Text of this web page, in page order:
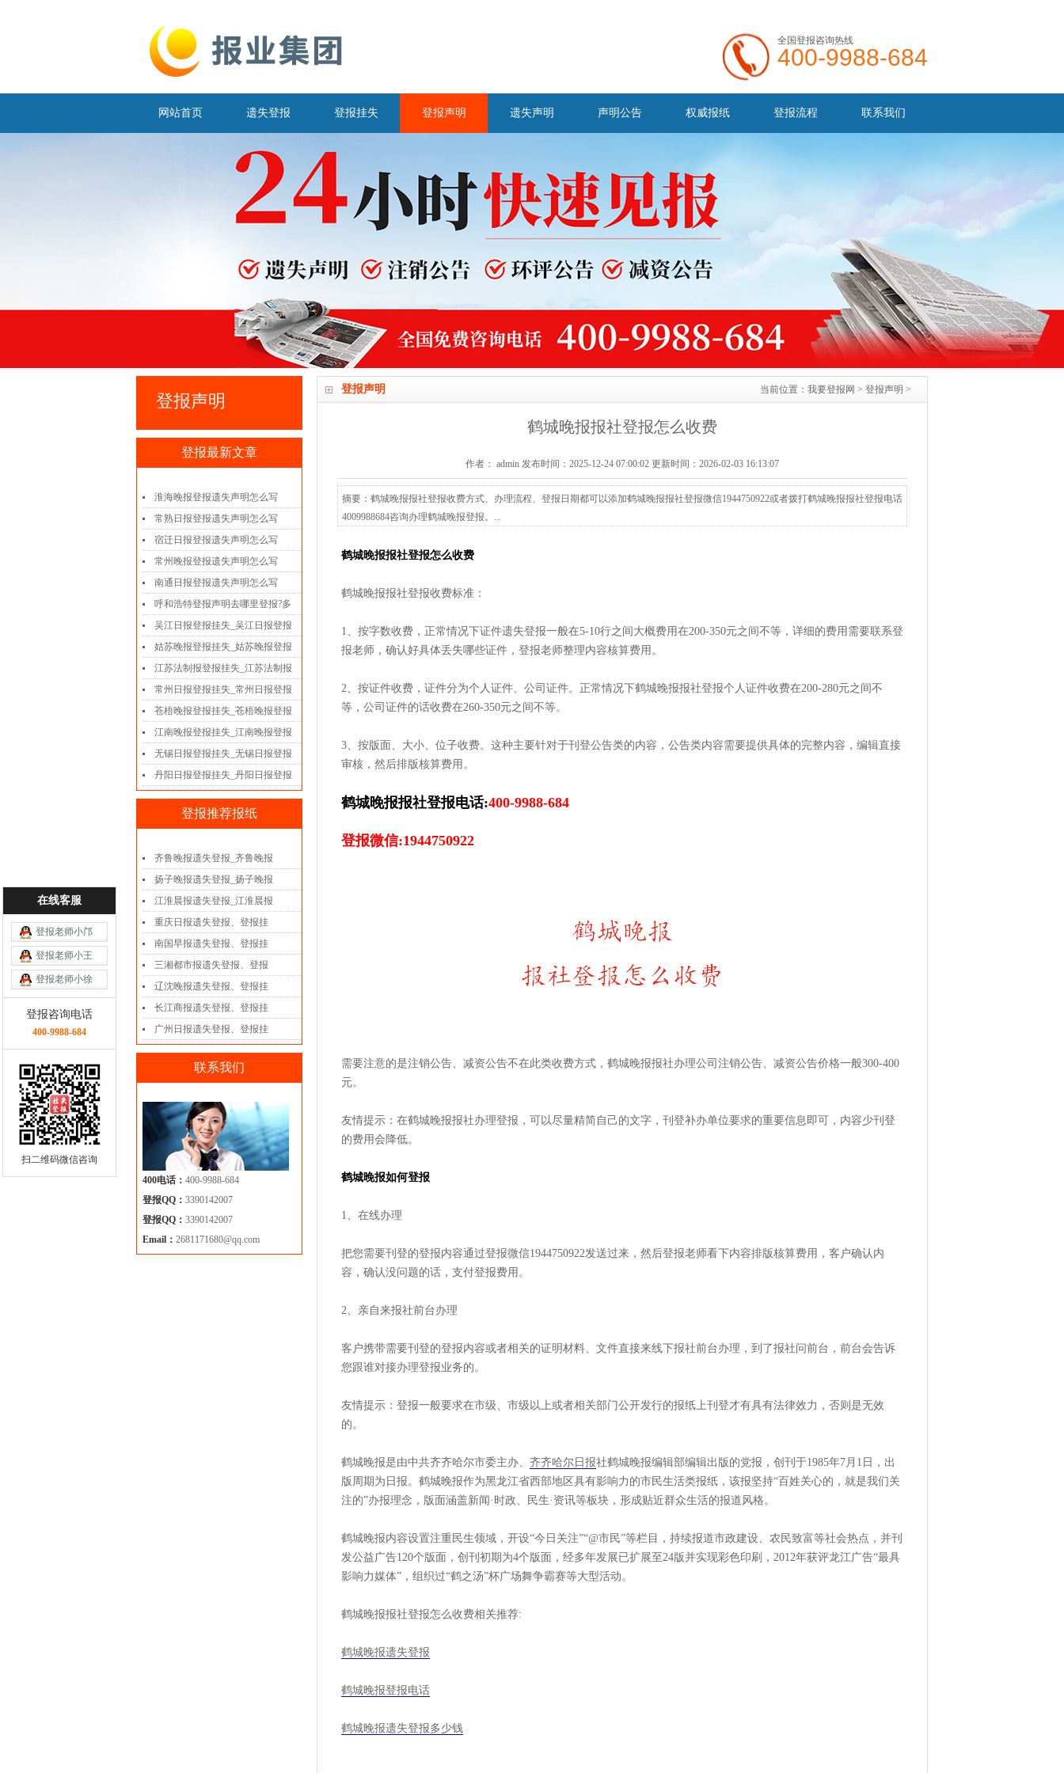
全国登报咨询热线
400-9988-684
网站首页 遗失登报 登报挂失 登报声明 遗失声明 声明公告 权威报纸 登报流程 联系我们
登报声明 当前位置： 我要登报网 > 登报声明 >
鹤城晚报报社登报怎么收费
作者： admin 发布时间：2025-12-24 07:00:02 更新时间：2026-02-03 16:13:07
摘要：鹤城晚报报社登报收费方式、办理流程、登报日期都可以添加鹤城晚报报社登报微信1944750922或者拨打鹤城晚报报社登报电话
4009988684咨询办理鹤城晚报登报。...
鹤城晚报报社登报怎么收费
鹤城晚报报社登报收费标准：
1、按字数收费，正常情况下证件遗失登报一般在5-10行之间大概费用在200-350元之间不等，详细的费用需要联系登
报老师，确认好具体丢失哪些证件，登报老师整理内容核算费用。
2、按证件收费，证件分为个人证件、公司证件。正常情况下鹤城晚报报社登报个人证件收费在200-280元之间不
等，公司证件的话收费在260-350元之间不等。
3、按版面、大小、位子收费。这种主要针对于刊登公告类的内容，公告类内容需要提供具体的完整内容，编辑直接
审核，然后排版核算费用。
鹤城晚报报社登报电话:400-9988-684
登报微信:1944750922
需要注意的是注销公告、减资公告不在此类收费方式，鹤城晚报报社办理公司注销公告、减资公告价格一般300-400
元。
友情提示：在鹤城晚报报社办理登报，可以尽量精简自己的文字，刊登补办单位要求的重要信息即可，内容少刊登
的费用会降低。
鹤城晚报如何登报
1、在线办理
把您需要刊登的登报内容通过登报微信1944750922发送过来，然后登报老师看下内容排版核算费用，客户确认内
容，确认没问题的话，支付登报费用。
2、亲自来报社前台办理
客户携带需要刊登的登报内容或者相关的证明材料、文件直接来线下报社前台办理，到了报社问前台，前台会告诉
您跟谁对接办理登报业务的。
友情提示：登报一般要求在市级、市级以上或者相关部门公开发行的报纸上刊登才有具有法律效力，否则是无效
的。
鹤城晚报是由中共齐齐哈尔市委主办、 齐齐哈尔日报社鹤城晚报编辑部编辑出版的党报，创刊于1985年7月1日，出
版周期为日报。鹤城晚报作为黑龙江省西部地区具有影响力的市民生活类报纸，该报坚持“百姓关心的，就是我们关
注的”办报理念，版面涵盖新闻·时政、民生·资讯等板块，形成贴近群众生活的报道风格。
鹤城晚报内容设置注重民生领域，开设“今日关注”“@市民”等栏目，持续报道市政建设、农民致富等社会热点，并刊
发公益广告120个版面，创刊初期为4个版面，经多年发展已扩展至24版并实现彩色印刷，2012年获评龙江广告“最具
影响力媒体”，组织过“鹤之汤”杯广场舞争霸赛等大型活动。
鹤城晚报报社登报怎么收费相关推荐:
鹤城晚报遗失登报
鹤城晚报登报电话
鹤城晚报遗失登报多少钱
登报声明
登报最新文章
淮海晚报登报遗失声明怎么写
常熟日报登报遗失声明怎么写
宿迁日报登报遗失声明怎么写
常州晚报登报遗失声明怎么写
南通日报登报遗失声明怎么写
呼和浩特登报声明去哪里登报?多
吴江日报登报挂失_吴江日报登报
姑苏晚报登报挂失_姑苏晚报登报
江苏法制报登报挂失_江苏法制报
常州日报登报挂失_常州日报登报
苍梧晚报登报挂失_苍梧晚报登报
江南晚报登报挂失_江南晚报登报
无锡日报登报挂失_无锡日报登报
丹阳日报登报挂失_丹阳日报登报
登报推荐报纸
齐鲁晚报遗失登报_齐鲁晚报
扬子晚报遗失登报_扬子晚报
江淮晨报遗失登报_江淮晨报
重庆日报遗失登报、登报挂
南国早报遗失登报、登报挂
三湘都市报遗失登报、登报
辽沈晚报遗失登报、登报挂
长江商报遗失登报、登报挂
广州日报遗失登报、登报挂
联系我们
400电话： 400-9988-684
登报QQ： 3390142007
登报QQ： 3390142007
Email： 2681171680@qq.com
在线客服
登报老师小邝
登报老师小王
登报老师小徐
登报咨询电话
400-9988-684
扫二维码微信咨询